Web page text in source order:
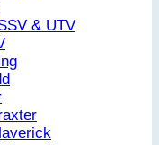
& UTV